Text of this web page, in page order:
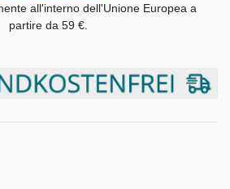
all'interno dell'Unione Europea a
partire da 59 €.